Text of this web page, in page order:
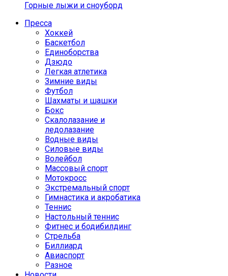
Горные лыжи и сноуборд
Пресса
Хоккей
Баскетбол
Единоборства
Дзюдо
Легкая атлетика
Зимние виды
Футбол
Шахматы и шашки
Бокс
Скалолазание и
ледолазание
Водные виды
Силовые виды
Волейбол
Массовый спорт
Мотокросс
Экстремальный спорт
Гимнастика и акробатика
Теннис
Настольный теннис
Фитнес и бодибилдинг
Стрельба
Биллиард
Авиаспорт
Разное